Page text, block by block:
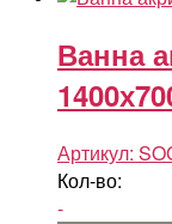
Ванна
Артикул:
Кол-во:
-